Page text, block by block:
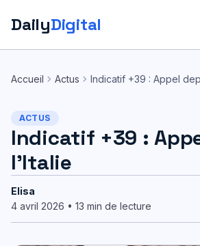
DailyDigital
Accueil chevron_right Actus chevron_right Indicatif +39 : Appel
ACTUS
Indicatif +39 :
l’Italie
Elisa
4 avril 2026 • 13 min de lecture